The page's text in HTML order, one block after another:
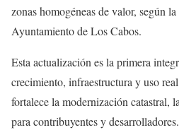
zonas homogéneas de valor, según
Ayuntamiento de Los Cabos.
Esta actualización es la primera
crecimiento, infraestructura y uso
fortalece la modernización catastral,
para contribuyentes y desarrolladores.